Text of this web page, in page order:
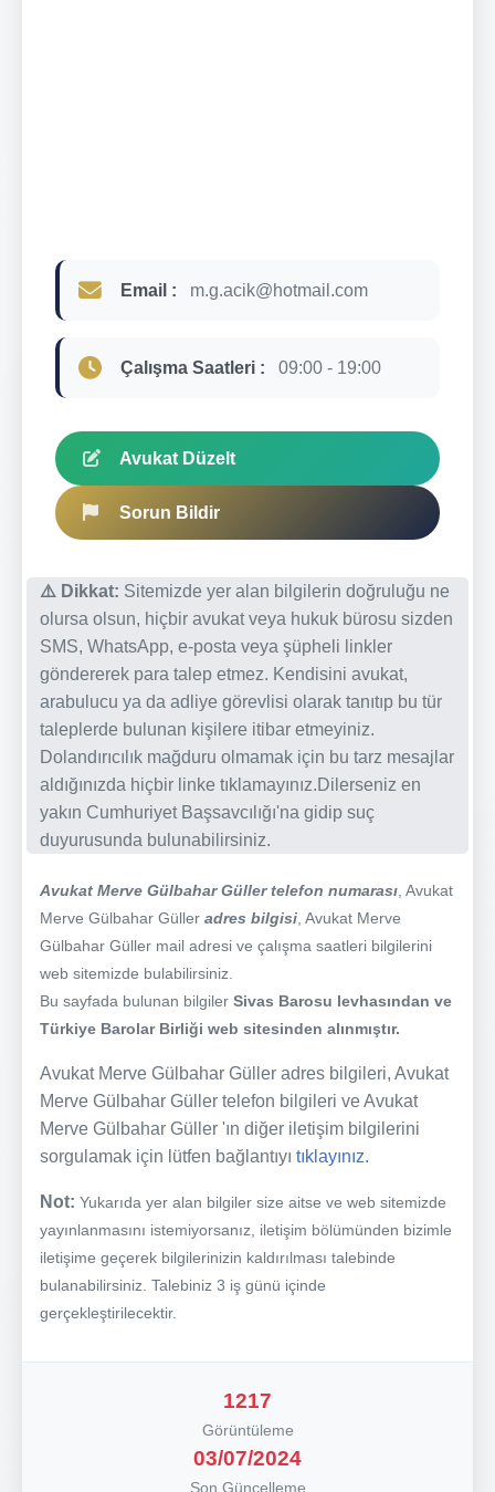
Email : m.g.acik@hotmail.com
Çalışma Saatleri : 09:00 - 19:00
Avukat Düzelt
Sorun Bildir
⚠️ Dikkat: Sitemizde yer alan bilgilerin doğruluğu ne
olursa olsun, hiçbir avukat veya hukuk bürosu sizden
SMS, WhatsApp, e-posta veya şüpheli linkler
göndererek para talep etmez. Kendisini avukat,
arabulucu ya da adliye görevlisi olarak tanıtıp bu tür
taleplerde bulunan kişilere itibar etmeyiniz.
Dolandırıcılık mağduru olmamak için bu tarz mesajlar
aldığınızda hiçbir linke tıklamayınız.Dilerseniz en
yakın Cumhuriyet Başsavcılığı'na gidip suç
duyurusunda bulunabilirsiniz.
Avukat Merve Gülbahar Güller telefon numarası , Avukat
Merve Gülbahar Güller adres bilgisi , Avukat Merve
Gülbahar Güller mail adresi ve çalışma saatleri bilgilerini
web sitemizde bulabilirsiniz.
Bu sayfada bulunan bilgiler Sivas Barosu levhasından ve
Türkiye Barolar Birliği web sitesinden alınmıştır.
Avukat Merve Gülbahar Güller adres bilgileri, Avukat
Merve Gülbahar Güller telefon bilgileri ve Avukat
Merve Gülbahar Güller 'ın diğer iletişim bilgilerini
sorgulamak için lütfen bağlantıyı tıklayınız.
Not: Yukarıda yer alan bilgiler size aitse ve web sitemizde
yayınlanmasını istemiyorsanız, iletişim bölümünden bizimle
iletişime geçerek bilgilerinizin kaldırılması talebinde
bulanabilirsiniz. Talebiniz 3 iş günü içinde
gerçekleştirilecektir.
1217
Görüntüleme
03/07/2024
Son Güncelleme